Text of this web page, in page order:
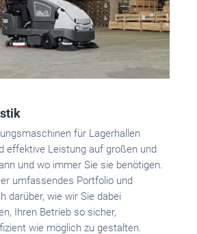
für Lagerhallen
effektive Leistung auf großen und
und wo immer Sie sie benötigen.
umfassendes Portfolio und
darüber, wie wir Sie dabei
Ihren Betrieb so sicher,
wie möglich zu gestalten.